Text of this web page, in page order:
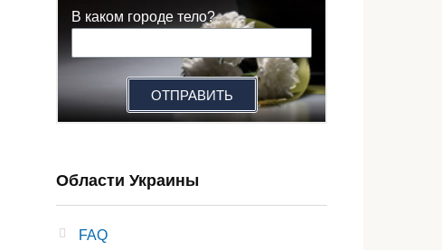
В каком городе тело?
ОТПРАВИТЬ
Области Украины
FAQ